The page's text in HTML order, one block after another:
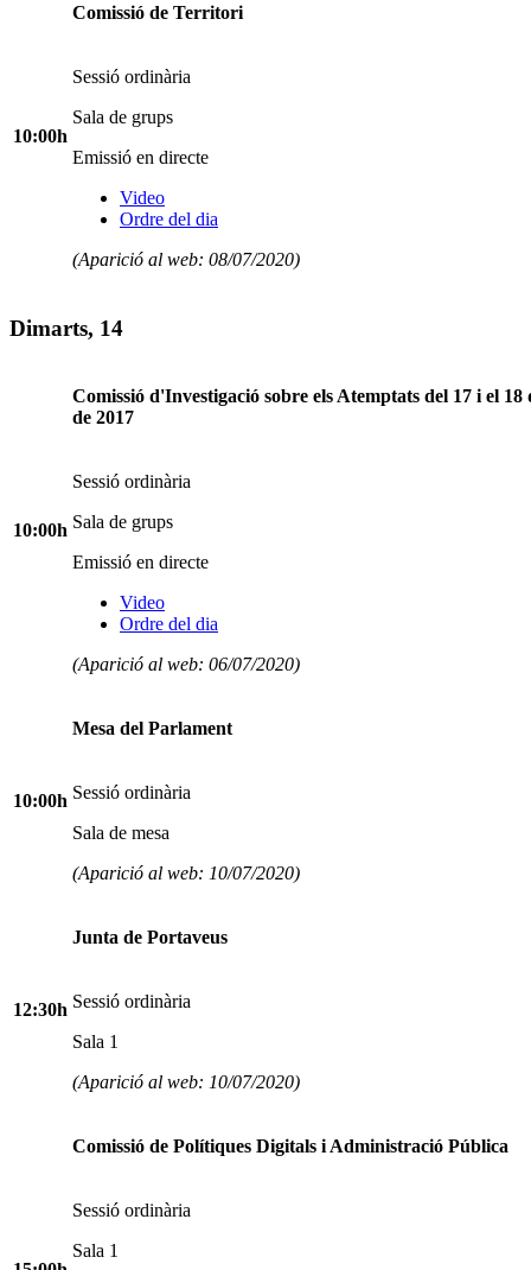
10:00h
Comissió de Territori
Sessió ordinària
Sala de grups
Emissió en directe
Video
Ordre del dia
(Aparició al web: 08/07/2020)
Dimarts, 14
10:00h
Comissió d'Investigació sobre els Atemptats del 17 i el 18
de 2017
Sessió ordinària
Sala de grups
Emissió en directe
Video
Ordre del dia
(Aparició al web: 06/07/2020)
10:00h
Mesa del Parlament
Sessió ordinària
Sala de mesa
(Aparició al web: 10/07/2020)
12:30h
Junta de Portaveus
Sessió ordinària
Sala 1
(Aparició al web: 10/07/2020)
Comissió de Polítiques Digitals i Administració Pública
Sessió ordinària
Sala 1